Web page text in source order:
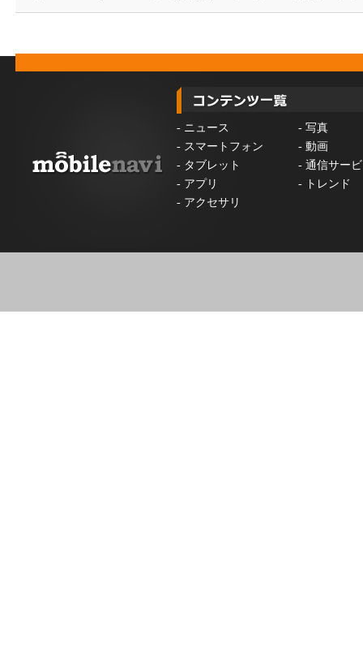
- ニュース - 写真
- スマートフォン - 動画
- タブレット - 通信サー
- アプリ -
トレンド
- アクセサリ